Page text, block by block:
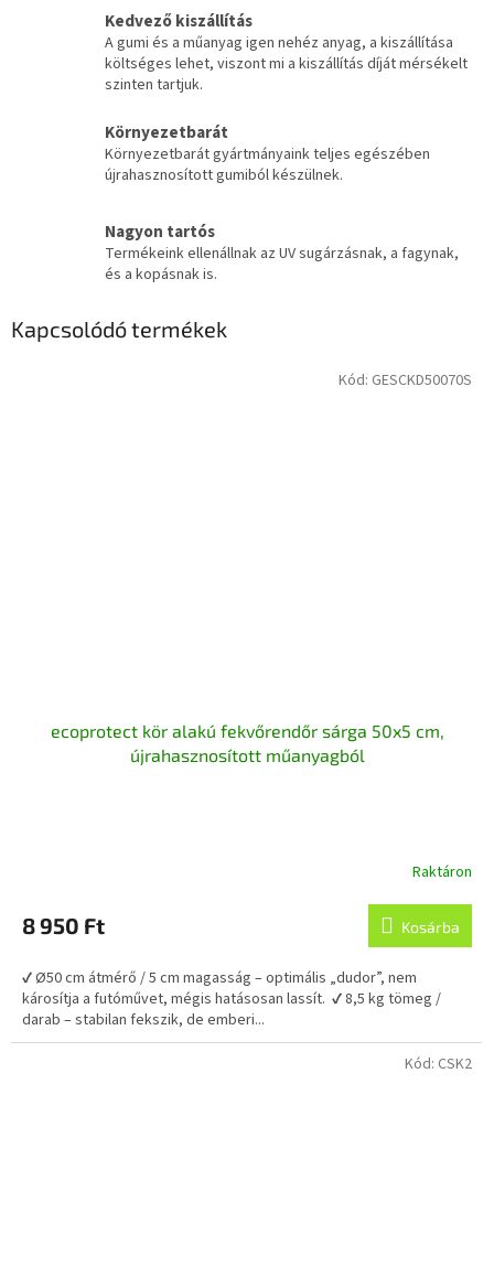
Kedvező kiszállítás
A gumi és a műanyag igen nehéz anyag, a kiszállítása
költséges lehet, viszont mi a kiszállítás díját mérsékelt
szinten tartjuk.
Környezetbarát
Környezetbarát gyártmányaink teljes egészében
újrahasznosított gumiból készülnek.
Nagyon tartós
Termékeink ellenállnak az UV sugárzásnak, a fagynak,
és a kopásnak is.
Kapcsolódó termékek
ecoprotect kör alakú fekvőrendőr sárga 50x5 cm,
újrahasznosított műanyagból
átlagos
értékelése
ből
5,0
csillag.
Raktáron
8 950 Ft Kosárba
✔ Ø50 cm átmérő / 5 cm magasság – optimális „dudor”, nem
károsítja a futóművet, mégis hatásosan lassít. ✔ 8,5 kg tömeg /
darab – stabilan fekszik, de emberi...
Kód: GESCKD50070S
Kód: CSK2